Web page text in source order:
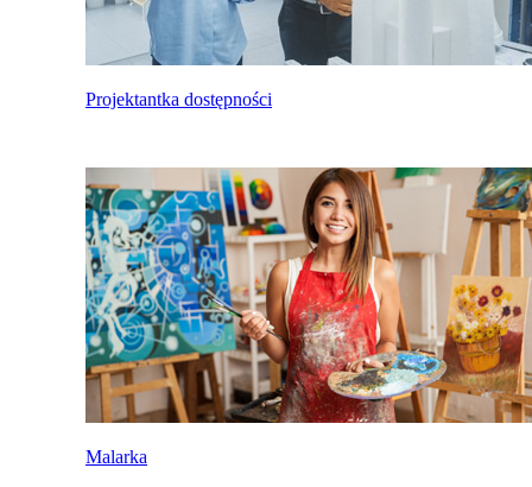
Projektantka dostępności
Malarka